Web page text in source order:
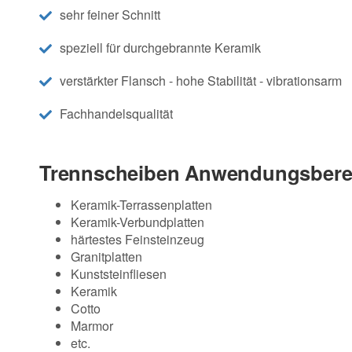
sehr feiner Schnitt
speziell für durchgebrannte Keramik
verstärkter Flansch - hohe Stabilität - vibrationsarm
Fachhandelsqualität
Trennscheiben
Keramik-Terrassenplatten
Keramik-Verbundplatten
härtestes Feinsteinzeug
Granitplatten
Kunststeinfliesen
Keramik
Cotto
Marmor
etc.